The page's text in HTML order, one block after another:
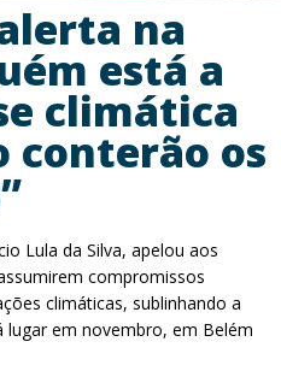
na
está a
climática
conterão os
Lula da Silva, apelou aos
compromissos
climáticas, sublinhando a
lugar em novembro, em Belém